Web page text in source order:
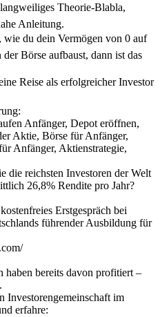
Theorie-Blabla,
Anleitung.
du dein Vermögen von 0 auf
Börse aufbaust, dann ist das
Reise als erfolgreicher Investor
Anfänger, Depot eröffnen,
Aktie, Börse für Anfänger,
Anfänger, Aktienstrategie,
die reichsten Investoren der Welt
26,8% Rendite pro Jahr?
Erstgespräch bei
führender Ausbildung für
haben bereits davon profitiert –
Investorengemeinschaft im
erfahre: